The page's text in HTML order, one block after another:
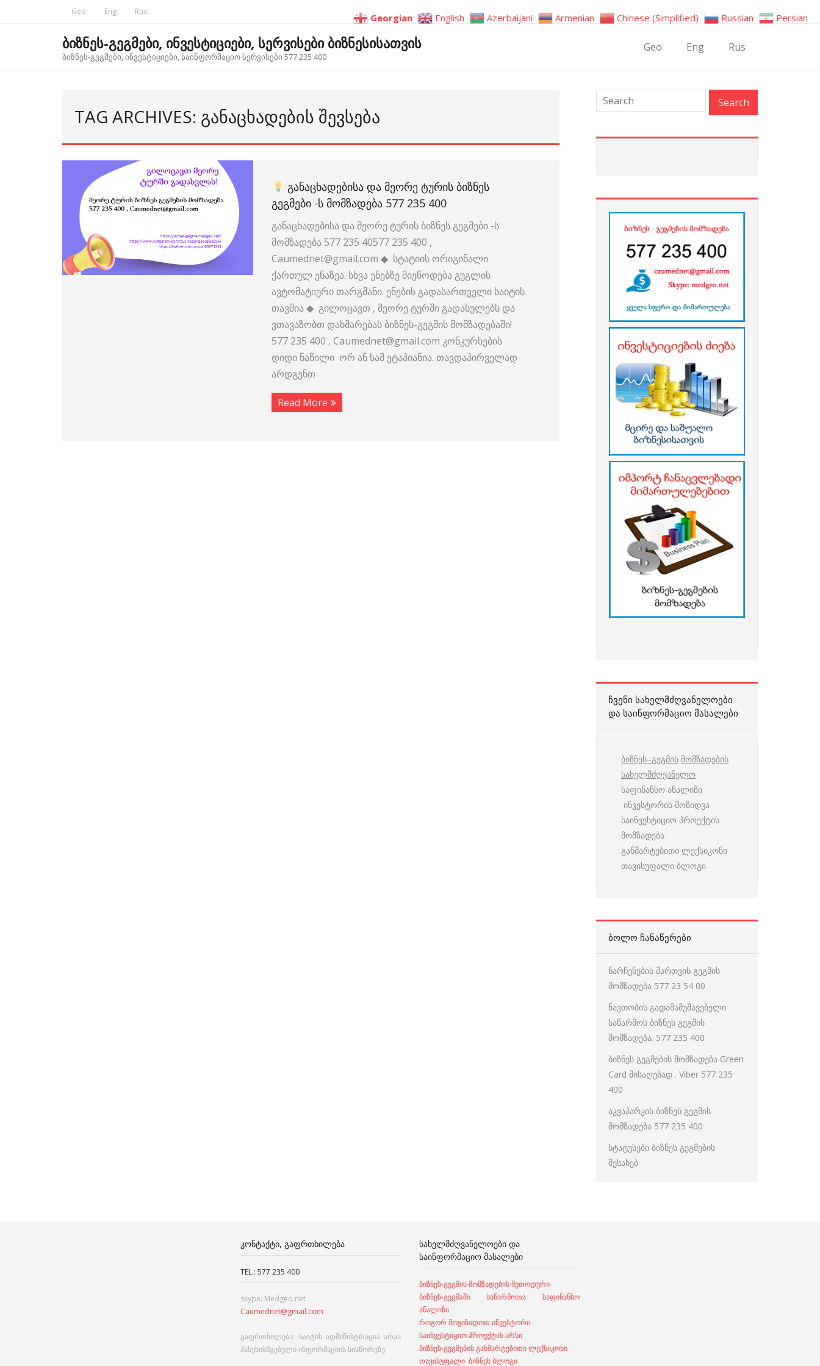
Geo Eng Rus
ბიზნეს-გეგმები, ინვესტიციები, სერვისები ბიზნესისათვის
ბიზნეს-გეგმები, ინვესტიციები, საინფორმაციო სერვისები 577 235 400
Geo Eng Rus
TAG ARCHIVES: ᲒᲐᲜᲐᲪᲮᲐᲓᲔᲑᲘᲡ ᲨᲔᲕᲡᲔᲑᲐ
ᲒᲐᲜᲐᲪᲮᲐᲓᲔᲑᲘᲡᲐ ᲓᲐ ᲛᲔᲝᲠᲔ ᲢᲣᲠᲘᲡ ᲑᲘᲖᲜᲔᲡ
ᲒᲔᲒᲛᲔᲑᲘ -Ს ᲛᲝᲛᲖᲐᲓᲔᲑᲐ 577 235 400
განაცხადებისა და მეორე ტურის ბიზნეს გეგმები -ს
მომზადება 577 235 40577 235 400 ,
Caumednet@gmail.com ◆ სტატიის ორიგინალი
ქართულ ენაზეა. სხვა ენებზე მიეწოდება გუგლის
ავტომატიური თარგმანი. ენების გადასართველი საიტის
თავშია ◆ გილოცავთ , მეორე ტურში გადასულებს და
ვთავაზობთ დახმარებას ბიზნეს-გეგმის მომზადებაში!
577 235 400 , Caumednet@gmail.com კონკურსების
დიდი ნაწილი ორ ან სამ ეტაპიანია. თავდაპირველად
არდგენთ
Read More
ᲩᲕᲔᲜᲘ ᲡᲐᲮᲔᲚᲛᲫᲦᲕᲐᲜᲔᲚᲝᲔᲑᲘ
ᲓᲐ ᲡᲐᲘᲜᲤᲝᲠᲛᲐᲪᲘᲝ ᲛᲐᲡᲐᲚᲔᲑᲘ
ბიზნეს–გეგმის მომზადების
სახელმძღვანელო
საფინანსო ანალიზი
ინვესტორის მოზიდვა
საინვესტიციო პროექტის
მომზადება
განმარტებითი ლექსიკონი
თავისუფალი ბლოგი
ᲑᲝᲚᲝ ᲩᲐᲜᲐᲬᲔᲠᲔᲑᲘ
ნარჩენების მართვის გეგმის
მომზადება 577 23 54 00
ნავთობის გადამამუშავებელი
საწარმოს ბიზნეს გეგმის
მომზადება. 577 235 400
ბიზნეს გეგმების მომზადება Green
Card მისაღებად . Viber 577 235
400
აკვაპარკის ბიზნეს გეგმის
მომზადება 577 235 400
სტატუსები ბიზნეს გეგმების
შესახებ
ᲙᲝᲜᲢᲐᲥᲢᲘ, ᲒᲐᲤᲠᲗᲮᲘᲚᲔᲑᲐ
TEL.: 577 235 400
skype: Medgeo.net
Caumednet@gmail.com
გაფრთხილება: საიტის ადმინისტრაცია არაა
პასუხისმგებელი ინფორმაციის სისწორეზე.
ᲡᲐᲮᲔᲚᲛᲫᲦᲕᲐᲜᲔᲚᲝᲔᲑᲘ ᲓᲐ
ᲡᲐᲘᲜᲤᲝᲠᲛᲐᲪᲘᲝ ᲛᲐᲡᲐᲚᲔᲑᲘ
ბიზნეს-გეგმის მომზადების მეთოდური
ბიზნეს-გეგმაში საწარმოთა საფინანსო
ანალიზი
როგორ მოვიზიდოთ ინვესტორი
საინვესტიციო პროექტის არსი
ბიზნეს-გეგმების განმარტებითი ლექსიკონი
თავისუფალი ბიზნეს ბლოგი
Georgian English Azerbaijani Armenian Chinese (Simplified) Russian Persian